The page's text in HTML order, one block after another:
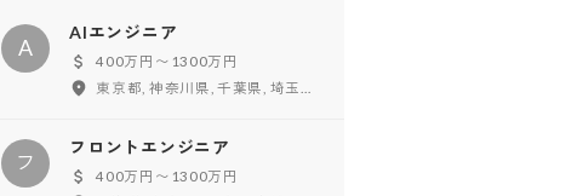
A
AIエンジニア
400万円〜1300万円
フ
フロントエンジニア
400万円〜1300万円